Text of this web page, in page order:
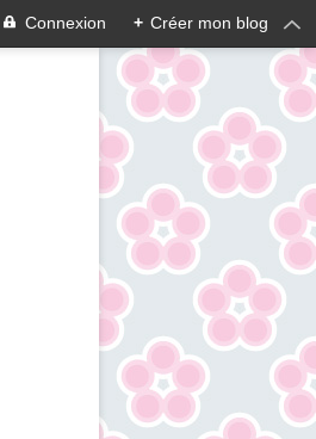
Connexion + Créer mon blog